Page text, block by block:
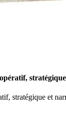
stratégique et